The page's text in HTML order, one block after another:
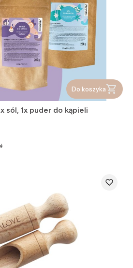
Do koszyka
sól, 1x puder do kąpieli